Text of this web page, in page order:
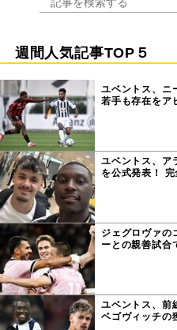
週間人気記事TOP５
ユベントス、ニ
若手も存在をア
ユベントス、ア
を公式発表！
ジェグロヴァの
ーとの親善試合
ユベントス、前
ベゴヴィッチの